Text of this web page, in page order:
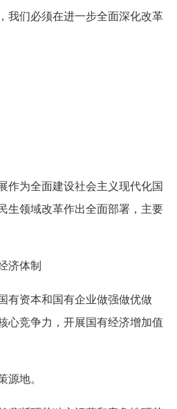
我们必须在进一步全面深化改革
作为全面建设社会主义现代化国
生领域改革作出全面部署，主要
经济体制
有资本和国有企业做强做优做
心竞争力，开展国有经济增加值
策源地。